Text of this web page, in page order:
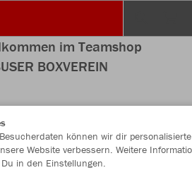
im Teamshop
BOXVEREIN
Farbe können wir dir personalisierte
Website verbessern. Weitere
in den Einstellungen.